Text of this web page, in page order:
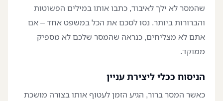
שהמסר לא ילך לאיבוד, כתבו אותו במילים הפשוטות
והברורות ביותר. נסו לסכם את הכל במשפט אחד – אם
אתם לא מצליחים, כנראה שהמסר שלכם לא מספיק
ממוקד.
הניסוח ככלי ליצירת עניין
כאשר המסר ברור, הגיע הזמן לעטוף אותו בצורה מושכת